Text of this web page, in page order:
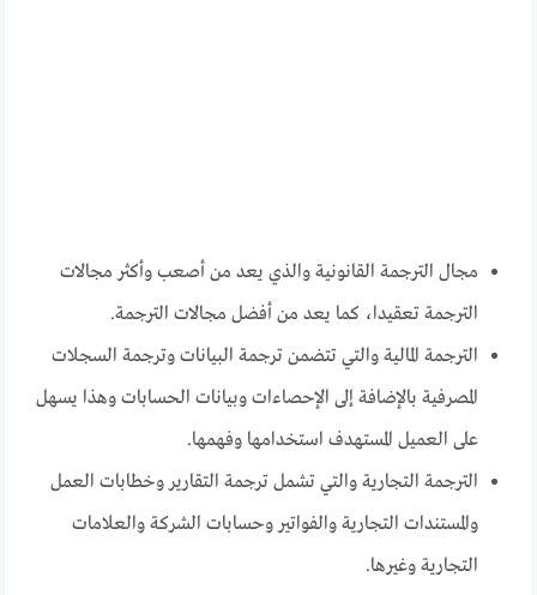
مجال الترجمة القانونية والذي يعد من أصعب وأكثر مجالات
الترجمة تعقيدا، كما يعد من أفضل مجالات الترجمة.
الترجمة المالية والتي تتضمن ترجمة البيانات وترجمة السجلات
المصرفية بالإضافة إلى الإحصاءات وبيانات الحسابات وهذا يسهل
على العميل المستهدف استخدامها وفهمها.
الترجمة التجارية والتي تشمل ترجمة التقارير وخطابات العمل
والمستندات التجارية والفواتير وحسابات الشركة والعلامات
التجارية وغيرها.